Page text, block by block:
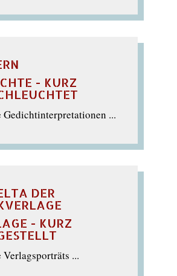
- KURZ
Gedichtinterpretationen ...
DER
- KURZ
Verlagsporträts ...